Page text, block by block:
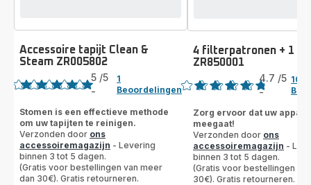
Accessoire tapijt Clean &
Steam ZR005802
Beoordeling
met
5
sterren
(gemiddeld)
5 /5
-
1
Beoordelingen
Stomen is een effectieve methode
om uw tapijten te reinigen.
Verzonden door ons
accessoiremagazijn - Levering
binnen 3 tot 5 dagen.
(Gratis voor bestellingen van meer
dan 30€). Gratis retourneren.
4 filterpatronen + 1
ZR850001
Beoordeling
4.7 /5
-
10
Zorg ervoor dat uw
meegaat!
Verzonden door ons
accessoiremagazijn -
binnen 3 tot 5 dagen.
(Gratis voor bestellingen
30€). Gratis retourneren.